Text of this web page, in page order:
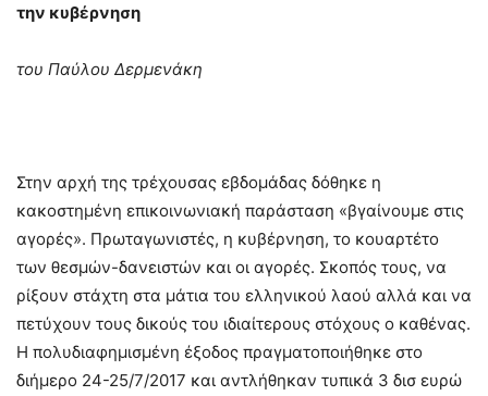
την κυβέρνηση
του Παύλου Δερμενάκη
Στην αρχή της τρέχουσας εβδομάδας δόθηκε η
κακοστημένη επικοινωνιακή παράσταση «βγαίνουμε στις
αγορές». Πρωταγωνιστές, η κυβέρνηση, το κουαρτέτο
των θεσμών-δανειστών και οι αγορές. Σκοπός τους, να
ρίξουν στάχτη στα μάτια του ελληνικού λαού αλλά και να
πετύχουν τους δικούς του ιδιαίτερους στόχους ο καθένας.
Η πολυδιαφημισμένη έξοδος πραγματοποιήθηκε στο
διήμερο 24-25/7/2017 και αντλήθηκαν τυπικά 3 δισ ευρώ